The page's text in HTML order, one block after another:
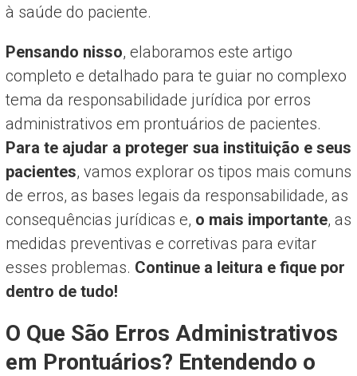
à saúde do paciente.
Pensando nisso, elaboramos este artigo
completo e detalhado para te guiar no complexo
tema da responsabilidade jurídica por erros
administrativos em prontuários de pacientes.
Para te ajudar a proteger sua instituição e seus
pacientes, vamos explorar os tipos mais comuns
de erros, as bases legais da responsabilidade, as
consequências jurídicas e, o mais importante, as
medidas preventivas e corretivas para evitar
esses problemas. Continue a leitura e fique por
dentro de tudo!
O Que São Erros Administrativos
em Prontuários? Entendendo o